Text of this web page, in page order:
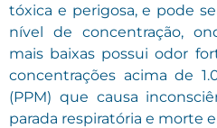
tóxica e perigosa, e pode
nível de concentração,
mais baixas possui odor
concentrações acima de
(PPM) que causa
parada respiratória e morte